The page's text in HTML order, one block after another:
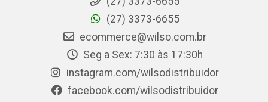
(27) 3373-6655
ecommerce@wilso.com.br
Seg a Sex: 7:30 às 17:30h
instagram.com/wilsodistribuidor
facebook.com/wilsodistribuidor